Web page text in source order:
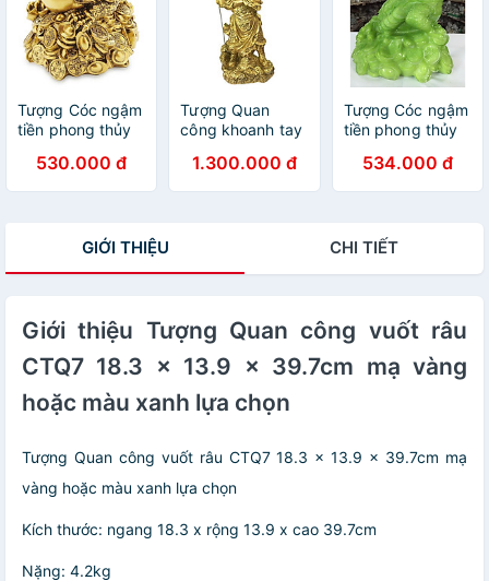
Tượng Cóc ngậm
tiền phong thủy
22.4 x 20.4cm
mạ vàng hoặc
530.000 đ
Tượng Quan
công khoanh tay
23.4 x 16.4 x
28.6cm mạ vàng
1.300.000 đ
Tượng Cóc ngậm
tiền phong thủy
22.4 x 20.4cm
Tundo mạ vàng
534.000 đ
GIỚI THIỆU CHI TIẾT
Giới thiệu Tượng Quan công vuốt râu
CTQ7 18.3 x 13.9 x 39.7cm mạ vàng
hoặc màu xanh lựa chọn
Tượng Quan công vuốt râu CTQ7 18.3 x 13.9 x 39.7cm mạ
vàng hoặc màu xanh lựa chọn
Kích thước: ngang 18.3 x rộng 13.9 x cao 39.7cm
Nặng: 4.2kg